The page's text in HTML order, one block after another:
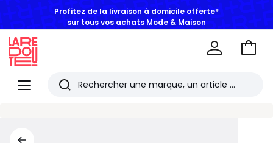
Profitez de la livraison à domicile offerte*
sur tous vos achats Mode & Maison
Menu
Redoute
Rechercher
Aller